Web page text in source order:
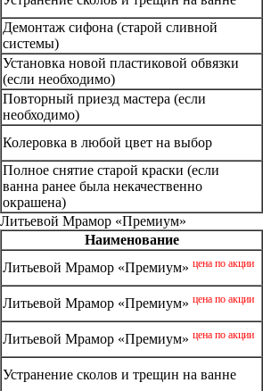
Демонтаж сифона (старой сливной
системы)
Установка новой пластиковой обвязки
(если необходимо)
Повторный приезд мастера (если
необходимо)
Колеровка в любой цвет на выбор
Полное снятие старой краски (если
ванна ранее была некачественно
окрашена)
Литьевой Мрамор «Премиум»
Наименование
Литьевой Мрамор «Премиум» цена по акции
Литьевой Мрамор «Премиум» цена по акции
Литьевой Мрамор «Премиум» цена по акции
Устранение сколов и трещин на ванне